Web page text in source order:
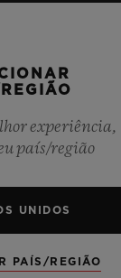
experiência,
país/região
UNIDOS
PAÍS/REGIÃO